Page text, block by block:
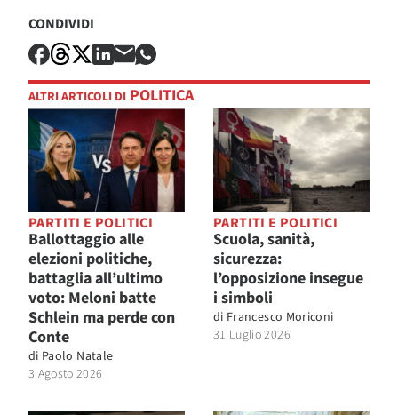
CONDIVIDI
ALTRI ARTICOLI DI POLITICA
PARTITI E POLITICI
Ballottaggio alle
elezioni politiche,
battaglia all’ultimo
voto: Meloni batte
Schlein ma perde con
Conte
di Paolo Natale
3 Agosto 2026
PARTITI E POLITICI
Scuola, sanità,
sicurezza:
l’opposizione insegue
i simboli
di Francesco Moriconi
31 Luglio 2026